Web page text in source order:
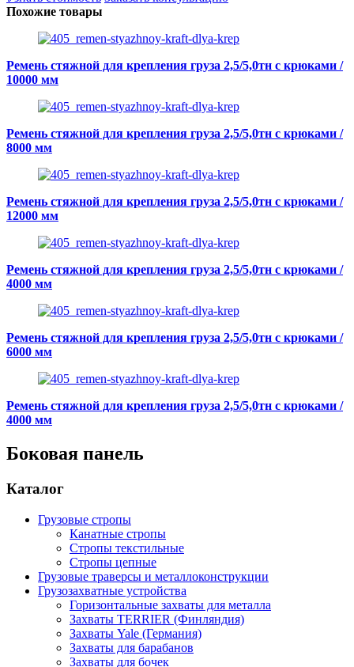
Похожие товары
Ремень стяжной для крепления груза 2,5/5,0тн с крюками /
10000 мм
Ремень стяжной для крепления груза 2,5/5,0тн с крюками /
8000 мм
Ремень стяжной для крепления груза 2,5/5,0тн с крюками /
12000 мм
Ремень стяжной для крепления груза 2,5/5,0тн с крюками /
4000 мм
Ремень стяжной для крепления груза 2,5/5,0тн с крюками /
6000 мм
Ремень стяжной для крепления груза 2,5/5,0тн с крюками /
4000 мм
Боковая панель
Каталог
Грузовые стропы
Канатные стропы
Стропы текстильные
Стропы цепные
Грузовые траверсы и металлоконструкции
Грузозахватные устройства
Горизонтальные захваты для металла
Захваты TERRIER (Финляндия)
Захваты Yale (Германия)
Захваты для барабанов
Захваты для бочек